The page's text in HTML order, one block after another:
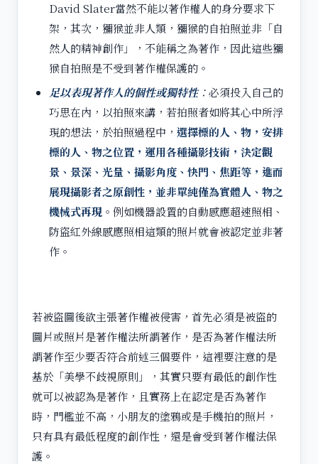
David Slater當然不能以著作權人的身分要求下
架，其次，獼猴並非人類，獼猴的自拍照並非「自
然人的精神創作」，不能稱之為著作，因此這些獼
猴自拍照是不受到著作權保護的。
足以表現著作人的個性或獨特性：必須投入自己的
巧思在內，以拍照來講，若拍照者如將其心中所浮
現的想法，於拍照過程中， 選擇標的人、物，安排
標的人、物之位置，運用各種攝影技術，決定觀
景、景深、光量、攝影角度、快門、焦距等，進而
展現攝影者之原創性，並非單純僅為實體人、物之
機械式再現 。例如機器設置的自動感應超速照相、
防盜紅外線感應照相這類的照片就會被認定並非著
作。
若被盜圖後欲主張著作權被侵害，首先必須是被盜的
圖片或照片是著作權法所謂著作，是否為著作權法所
謂著作至少要否符合前述三個要件，這裡要注意的是
基於「美學不歧視原則」，其實只要有最低的創作性
就可以被認為是著作，且實務上在認定是否為著作
時，門檻並不高，小朋友的塗鴉或是手機拍的照片，
只有具有最低程度的創作性，還是會受到著作權法保
護。